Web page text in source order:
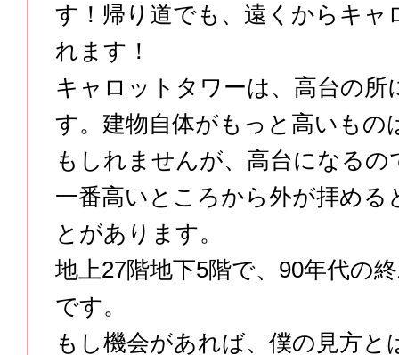
す！帰り道でも、遠くからキャ
れます！
キャロットタワーは、高台の所
す。建物自体がもっと高いもの
もしれませんが、高台になるの
一番高いところから外が拝める
とがあります。
地上27階地下5階で、90年代の
です。
もし機会があれば、僕の見方と